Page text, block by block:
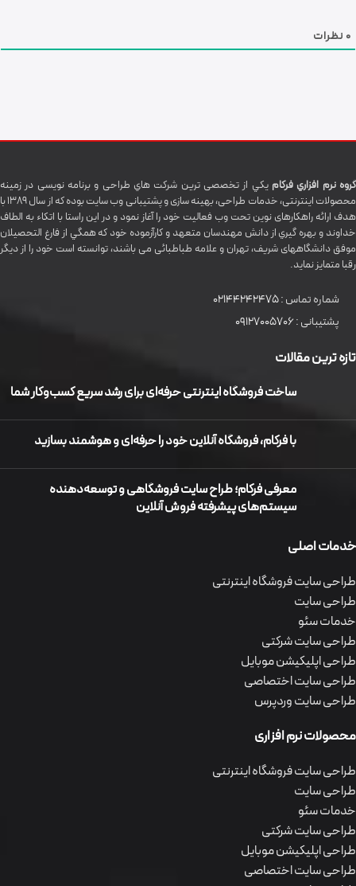
0 نظرات
گروه نرم افزاري فرکام يکي از تخصصی ترين شرکت هاي طراحی و برنامه نویسی در زمینه
محصولات اینترنتی، خدمات طراحی، بهینه سازی و پشتیبانی وب سایت بوده که از سال 1389 با
هدف ارائه راهکارهای نوین تحت وب فعالیت خود را آغاز نمود و در این راستا با اتکاء به الطاف
خداوند و بهره گيري از دانش مهندسان متعهد و کارآزموده خود که همگي از فارغ التحصیلان
موفق دانشگاههای شريف، تهران و علامه طباطبائی می باشند، توانسته است خود را از دیگر
رقبا متمایز نماید.
شماره تماس :02144242475
پشتیبانی :09127005706
تازه ترین مقالات
ساخت فروشگاه اینترنتی حرفه‌ای برای رشد سریع کسب‌وکار شما
با فرکام، فروشگاه آنلاین خود را حرفه‌ای و هوشمند بسازید
معرفی فرکام؛ طراح سایت فروشگاهی و توسعه‌دهنده
سیستم‌های پیشرفته فروش آنلاین
خدمات اصلی
طراحی سایت فروشگاه اینترنتی
طراحی سایت
خدمات سئو
طراحی سایت شرکتی
طراحی اپلیکیشن موبایل
طراحی سایت اختصاصی
طراحی سایت وردپرس
محصولات نرم افزاری
طراحی سایت فروشگاه اینترنتی
طراحی سایت
خدمات سئو
طراحی سایت شرکتی
طراحی اپلیکیشن موبایل
طراحی سایت اختصاصی